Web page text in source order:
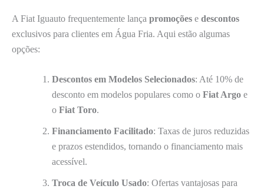
A Fiat Iguauto frequentemente lança promoções e descontos
exclusivos para clientes em Água Fria. Aqui estão algumas
opções:
Descontos em Modelos Selecionados: Até 10% de
desconto em modelos populares como o Fiat Argo e
o Fiat Toro.
Financiamento Facilitado: Taxas de juros reduzidas
e prazos estendidos, tornando o financiamento mais
acessível.
Troca de Veículo Usado: Ofertas vantajosas para